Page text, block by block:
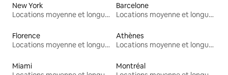
New York
Locations moyenne et longue durée
Barcelone
Locations moyenne et longue durée
Florence
Locations moyenne et longue durée
Athènes
Locations moyenne et longue durée
Miami
Montréal